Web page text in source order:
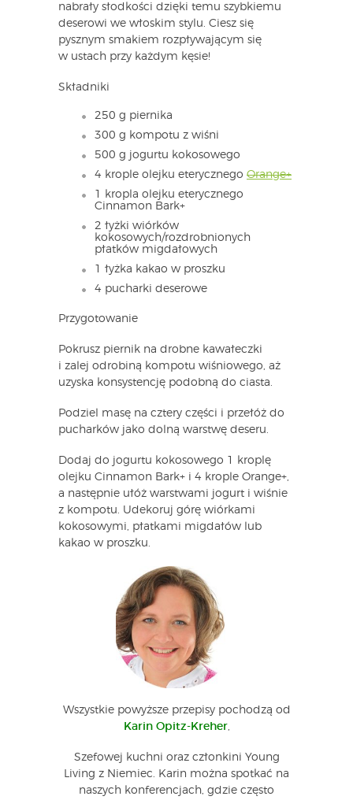
nabrały słodkości dzięki temu szybkiemu
deserowi we włoskim stylu. Ciesz się
pysznym smakiem rozpływającym się
w ustach przy każdym kęsie!
Składniki
250 g piernika
300 g kompotu z wiśni
500 g jogurtu kokosowego
4 krople olejku eterycznego Orange+
1 kropla olejku eterycznego
Cinnamon Bark+
2 łyżki wiórków
kokosowych/rozdrobnionych
płatków migdałowych
1 łyżka kakao w proszku
4 pucharki deserowe
Przygotowanie
Pokrusz piernik na drobne kawałeczki
i zalej odrobiną kompotu wiśniowego, aż
uzyska konsystencję podobną do ciasta.
Podziel masę na cztery części i przełóż do
pucharków jako dolną warstwę deseru.
Dodaj do jogurtu kokosowego 1 kroplę
olejku Cinnamon Bark+ i 4 krople Orange+,
a następnie ułóż warstwami jogurt i wiśnie
z kompotu. Udekoruj górę wiórkami
kokosowymi, płatkami migdałów lub
kakao w proszku.
Wszystkie powyższe przepisy pochodzą od
Karin Opitz-Kreher,
Szefowej kuchni oraz członkini Young
Living z Niemiec. Karin można spotkać na
naszych konferencjach, gdzie często